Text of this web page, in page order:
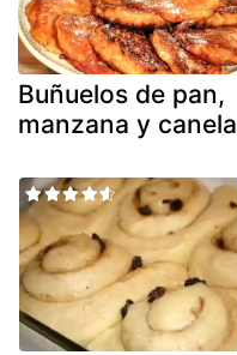
Buñuelos de pan,
manzana y canela